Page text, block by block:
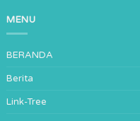
MENU
BERANDA
Berita
Link-Tree